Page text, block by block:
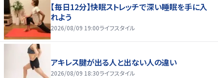
【毎日12分】快眠ストレッチで深い睡眠を手に入
れよう
2026/08/09 19:00ライフスタイル
アキレス腱が出る人と出ない人の違い
2026/08/09 18:30ライフスタイル